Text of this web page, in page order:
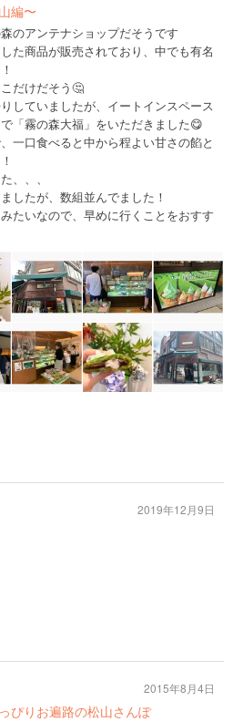
編〜
のアンテナショップだそうです
た商品が販売されており、中でも有名
だけだそう🤔
していましたが、イートインスペース
「霧の森大福」をいただきました😋
一口食べると中から程よい甘さの餡と
、、、
したが、数組並んでました！
たいなので、早めに行くことをおすす
2019年12月9日
ぴりお遍路の松山さんぽ
2015年8月4日